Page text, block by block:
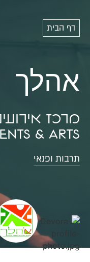
דף הבית
אהלך
מרכז
& Arts
תרבות ופנאי